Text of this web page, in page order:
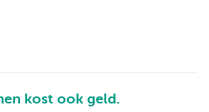
kost ook geld.